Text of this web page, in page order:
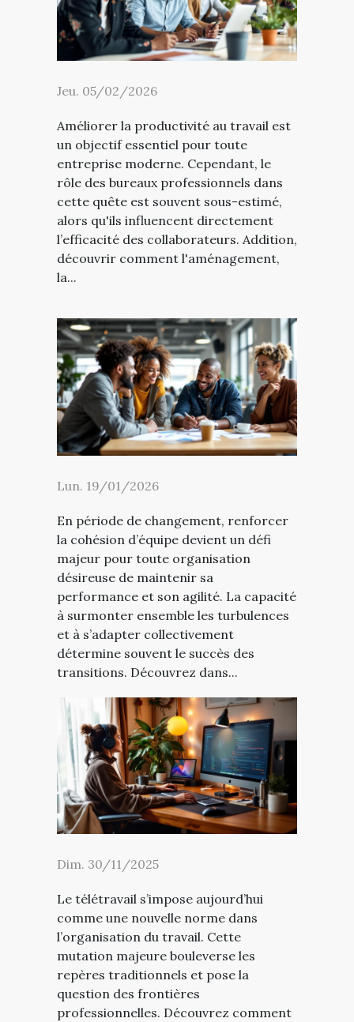
Jeu. 05/02/2026
Améliorer la productivité au travail est
un objectif essentiel pour toute
entreprise moderne. Cependant, le
rôle des bureaux professionnels dans
cette quête est souvent sous-estimé,
alors qu'ils influencent directement
l’efficacité des collaborateurs. Addition,
découvrir comment l'aménagement,
la...
Lun. 19/01/2026
En période de changement, renforcer
la cohésion d’équipe devient un défi
majeur pour toute organisation
désireuse de maintenir sa
performance et son agilité. La capacité
à surmonter ensemble les turbulences
et à s’adapter collectivement
détermine souvent le succès des
transitions. Découvrez dans...
Dim. 30/11/2025
Le télétravail s’impose aujourd’hui
comme une nouvelle norme dans
l’organisation du travail. Cette
mutation majeure bouleverse les
repères traditionnels et pose la
question des frontières
professionnelles. Découvrez comment